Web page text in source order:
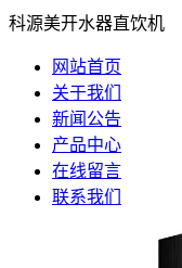
科源美开水器直饮机
网站首页
关于我们
新闻公告
产品中心
在线留言
联系我们